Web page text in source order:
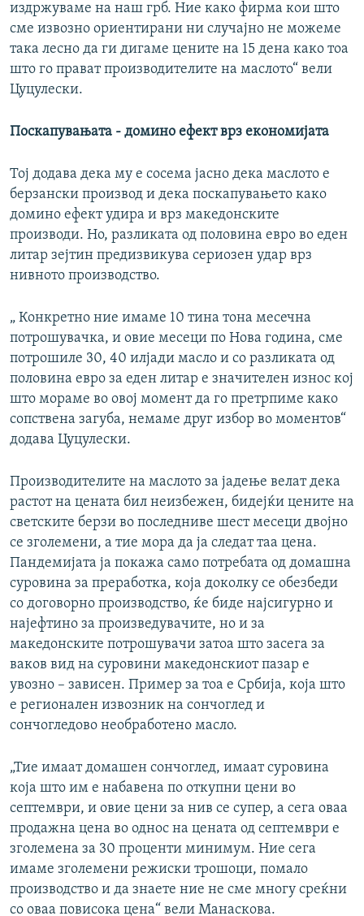
издржуваме на наш грб. Ние како фирма кои што
сме извозно ориентирани ни случајно не можеме
така лесно да ги дигаме цените на 15 дена како тоа
што го прават производителите на маслото“ вели
Цуцулески.
Поскапувањата - домино ефект врз економијата
Тој додава дека му е сосема јасно дека маслото е
берзански производ и дека поскапувањето како
домино ефект удира и врз македонските
производи. Но, разликата од половина евро во еден
литар зејтин предизвикува сериозен удар врз
нивното производство.
„ Конкретно ние имаме 10 тина тона месечна
потрошувачка, и овие месеци по Нова година, сме
потрошиле 30, 40 илјади масло и со разликата од
половина евро за еден литар е значителен износ кој
што мораме во овој момент да го претрпиме како
сопствена загуба, немаме друг избор во моментов“
додава Цуцулески.
Производителите на маслото за јадење велат дека
растот на цената бил неизбежен, бидејќи цените на
светските берзи во последниве шест месеци двојно
се зголемени, а тие мора да ја следат таа цена.
Пандемијата ја покажа само потребата од домашна
суровина за преработка, која доколку се обезбеди
со договорно производство, ќе биде најсигурно и
најефтино за произведувачите, но и за
македонските потрошувачи затоа што засега за
ваков вид на суровини македонскиот пазар е
увозно – зависен. Пример за тоа е Србија, која што
е регионален извозник на сончоглед и
сончогледово необработено масло.
„Тие имаат домашен сончоглед, имаат суровина
која што им е набавена по откупни цени во
септември, и овие цени за нив се супер, а сега оваа
продажна цена во однос на цената од септември е
зголемена за 30 проценти минимум. Ние сега
имаме зголемени режиски трошоци, помало
производство и да знаете ние не сме многу среќни
со оваа повисока цена“ вели Манаскова.